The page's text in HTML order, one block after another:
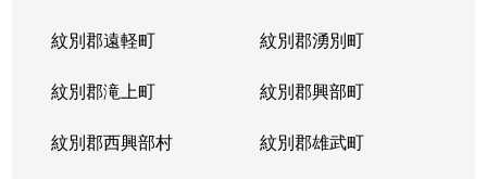
紋別郡遠軽町 紋別郡湧別町
紋別郡滝上町 紋別郡興部町
紋別郡西興部村 紋別郡雄武町